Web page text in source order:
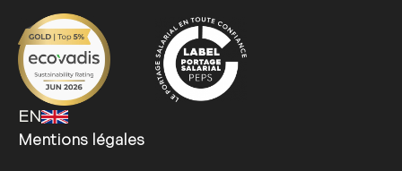
EN
Mentions légales